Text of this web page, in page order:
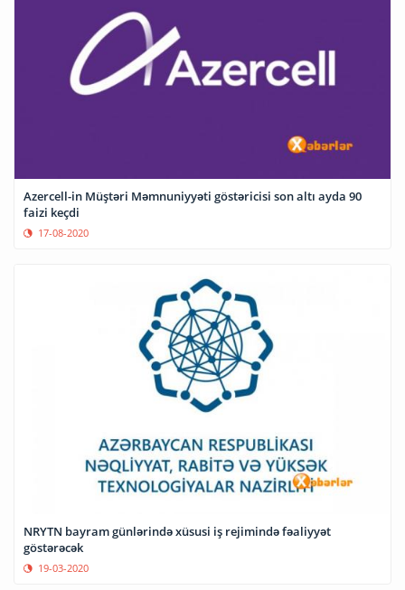
Azercell-in Müştəri Məmnuniyyəti göstəricisi son altı ayda 90
faizi keçdi
17-08-2020
NRYTN bayram günlərində xüsusi iş rejimində fəaliyyət
göstərəcək
19-03-2020